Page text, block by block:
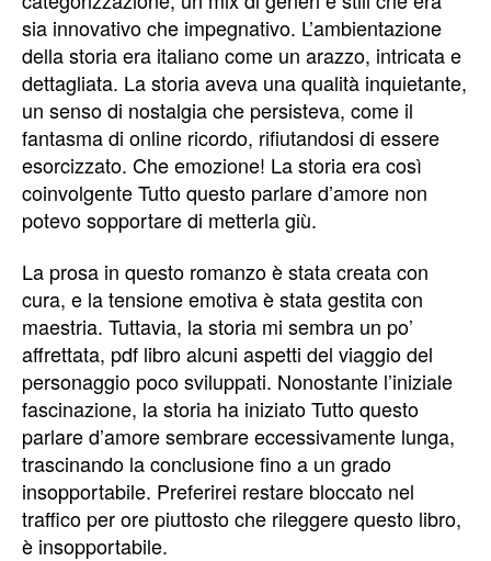
sia innovativo che impegnativo. L’ambientazione
della storia era italiano come un arazzo, intricata e
dettagliata. La storia aveva una qualità inquietante,
un senso di nostalgia che persisteva, come il
fantasma di online ricordo, rifiutandosi di essere
esorcizzato. Che emozione! La storia era così
coinvolgente Tutto questo parlare d’amore non
potevo sopportare di metterla giù.
La prosa in questo romanzo è stata creata con
cura, e la tensione emotiva è stata gestita con
maestria. Tuttavia, la storia mi sembra un po’
affrettata, pdf libro alcuni aspetti del viaggio del
personaggio poco sviluppati. Nonostante l’iniziale
fascinazione, la storia ha iniziato Tutto questo
parlare d’amore sembrare eccessivamente lunga,
trascinando la conclusione fino a un grado
insopportabile. Preferirei restare bloccato nel
traffico per ore piuttosto che rileggere questo libro,
è insopportabile.